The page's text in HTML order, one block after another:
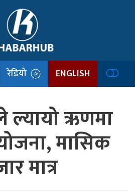
रेडियो ENGLISH
ल्यायो ऋणमा
मासिक
मात्र